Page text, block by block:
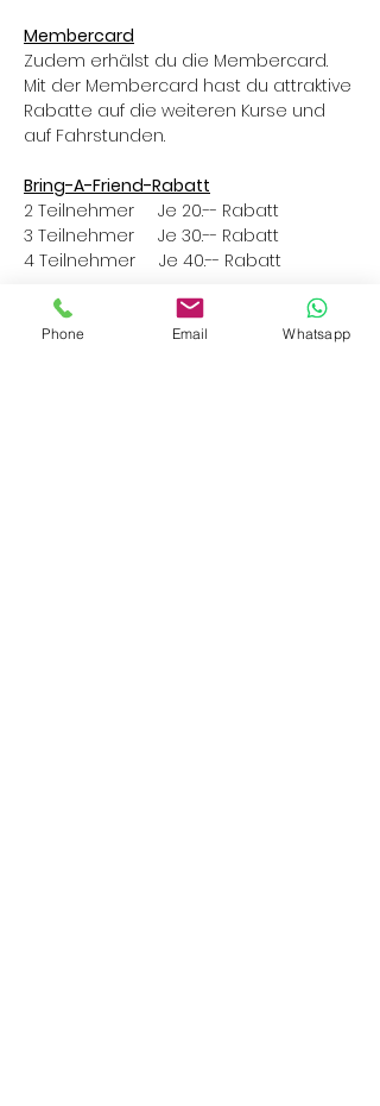
Membercard
Zudem erhälst du die Membercard.
Mit der Membercard hast du attraktive
Rabatte auf die weiteren Kurse und
auf Fahrstunden.
Bring-A-Friend-Rabatt
2 Teilnehmer     Je 20.-- Rabatt
3 Teilnehmer     Je 30.-- Rabatt
4 Teilnehmer     Je 40.-- Rabatt
Phone Email Whatsapp